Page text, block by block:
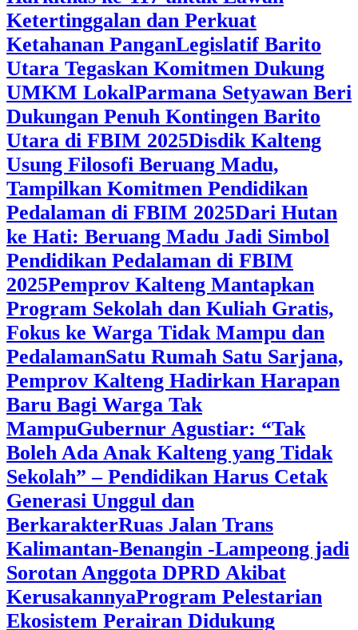
Ketertinggalan dan Perkuat
Ketahanan PanganLegislatif Barito
Utara Tegaskan Komitmen Dukung
UMKM LokalParmana Setyawan Beri
Dukungan Penuh Kontingen Barito
Utara di FBIM 2025Disdik Kalteng
Usung Filosofi Beruang Madu,
Tampilkan Komitmen Pendidikan
Pedalaman di FBIM 2025‎Dari Hutan
ke Hati: Beruang Madu Jadi Simbol
Pendidikan Pedalaman di FBIM
2025‎Pemprov Kalteng Mantapkan
Program Sekolah dan Kuliah Gratis,
Fokus ke Warga Tidak Mampu dan
Pedalaman‎Satu Rumah Satu Sarjana,
Pemprov Kalteng Hadirkan Harapan
Baru Bagi Warga Tak
Mampu‎Gubernur Agustiar: “Tak
Boleh Ada Anak Kalteng yang Tidak
Sekolah” – Pendidikan Harus Cetak
Generasi Unggul dan
BerkarakterRuas Jalan Trans
Kalimantan-Benangin -Lampeong jadi
Sorotan Anggota DPRD Akibat
KerusakannyaProgram Pelestarian
Ekosistem Perairan Didukung